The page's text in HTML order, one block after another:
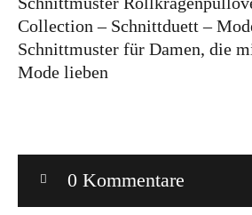
Bye!
Collection – Schnittduett –
Schnittmuster für Damen, die
Mode lieben
0 Kommentare